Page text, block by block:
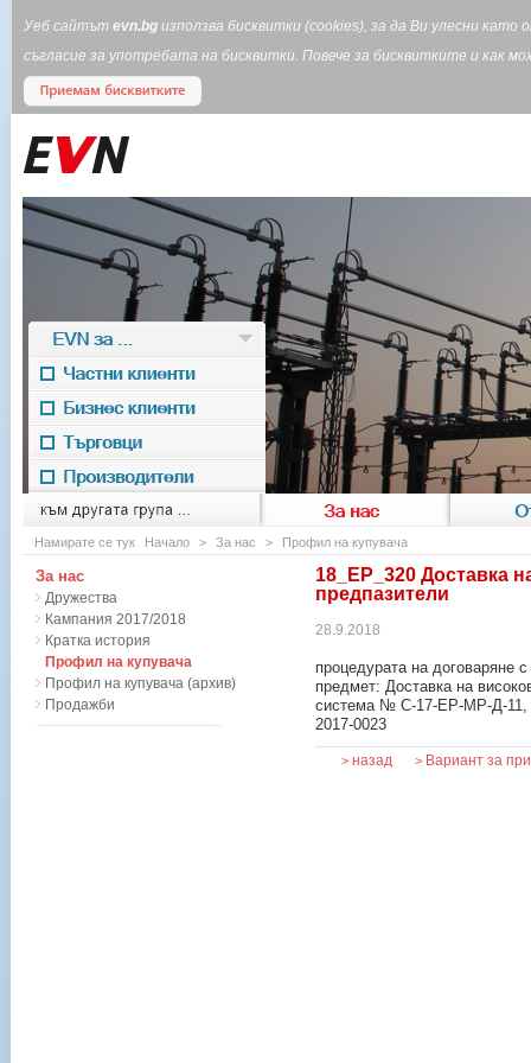
Уеб сайтът evn.bg използва бисквитки (cookies), за да Ви улесни
съгласие за употребата на бисквитки. Повече за бисквитките и
към другата група ... За нас
EVN for
EVN за ...
Частни клиенти
Бизнес клиенти
Търговци
Производители
Намирате се тук Начало > За нас > Профил на купувача
18_ЕР_320 Доставка
предпазители
28.9.2018
процедурата на договаряне
предмет: Доставка на
система № С-17-EP-MP-Д-
2017-0023
> назад > Вариант за
За нас
Дружества
Кампания 2017/2018
Кратка история
Профил на купувача
Профил на купувача (архив)
Продажби